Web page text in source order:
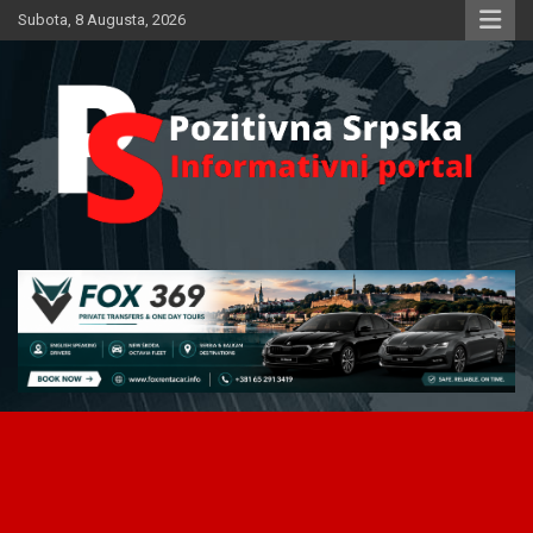
Skip
to
Subota, 8 Augusta, 2026
Pozitivna Srpska